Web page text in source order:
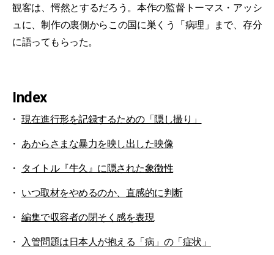
観客は、愕然とするだろう。本作の監督トーマス・アッシ
ュに、制作の裏側からこの国に巣くう「病理」まで、存分
に語ってもらった。
Index
現在進行形を記録するための「隠し撮り」
あからさまな暴力を映し出した映像
タイトル『牛久』に隠された象徴性
いつ取材をやめるのか、直感的に判断
編集で収容者の閉そく感を表現
入管問題は日本人が抱える「病」の「症状」